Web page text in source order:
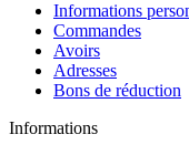
Informations
Commandes
Avoirs
Adresses
Bons de réduction
Informations